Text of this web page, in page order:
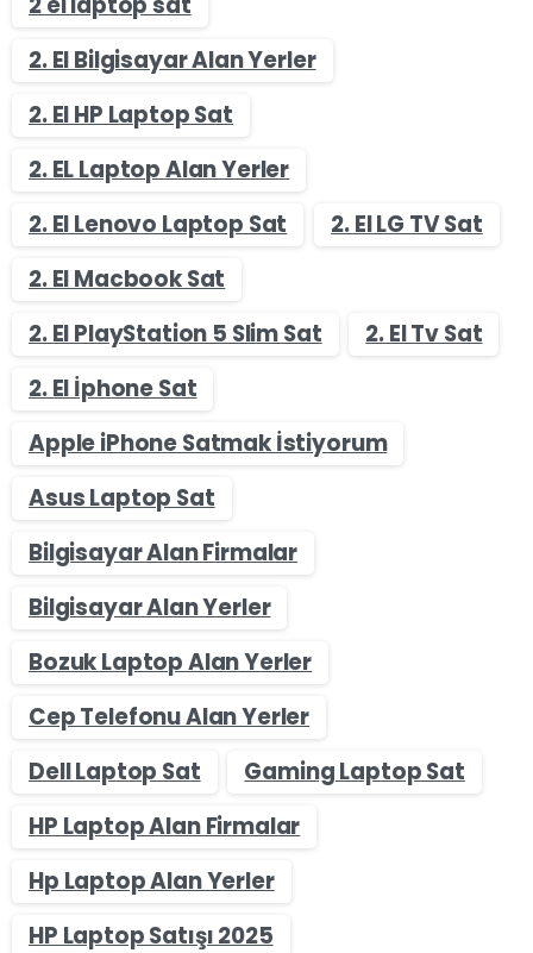
2. El Bilgisayar Alan Yerler
2. El HP Laptop Sat
2. EL Laptop Alan Yerler
2. El Lenovo Laptop Sat
2. El LG TV Sat
2. El Macbook Sat
2. El PlayStation 5 Slim Sat
2. El Tv Sat
2. El İphone Sat
Apple iPhone Satmak İstiyorum
Asus Laptop Sat
Bilgisayar Alan Firmalar
Bilgisayar Alan Yerler
Bozuk Laptop Alan Yerler
Cep Telefonu Alan Yerler
Dell Laptop Sat
Gaming Laptop Sat
HP Laptop Alan Firmalar
Hp Laptop Alan Yerler
HP Laptop Satışı 2025